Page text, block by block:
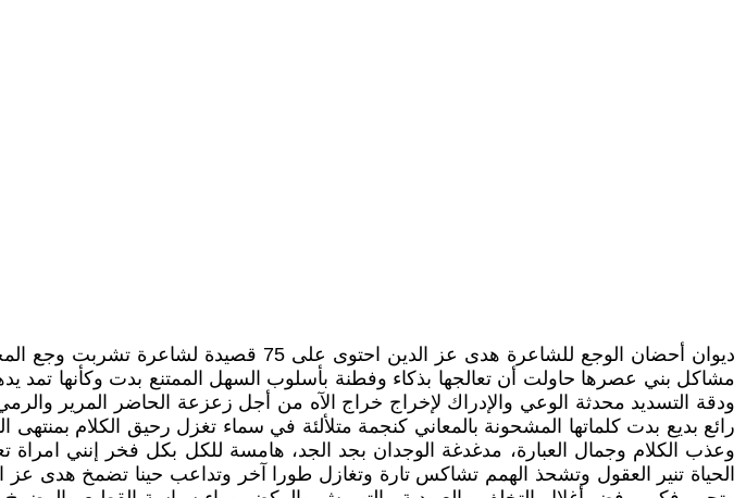
ديوان أحضان الوجع للشاعرة هدى عز الدين
مشاكل بني عصرها حاولت أن تعالجها بذكاء وفطنة بأسلوب السهل الممتنع بدت وكأنها تمد
ودقة التسديد محدثة الوعي والإدراك لإخراج خراج الآه من أجل زعزعة الحاضر المرير
رائع بديع بدت كلماتها المشحونة بالمعاني كنجمة متلألئة في سماء تغزل رحيق الكلام
وعذب الكلام وجمال العبارة، مدغدغة الوجدان بجد الجد، هامسة للكل بكل فخر إنني
الحياة تنير العقول وتشحذ الهمم تشاكس تارة وتغازل طورا آخر وتداعب حينا تضمخ هدى